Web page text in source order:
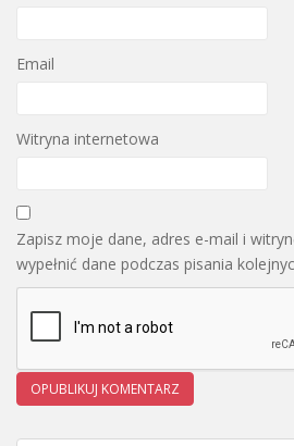
Email
Witryna internetowa
Zapisz moje dane, adres e-mail i
wypełnić dane podczas pisania